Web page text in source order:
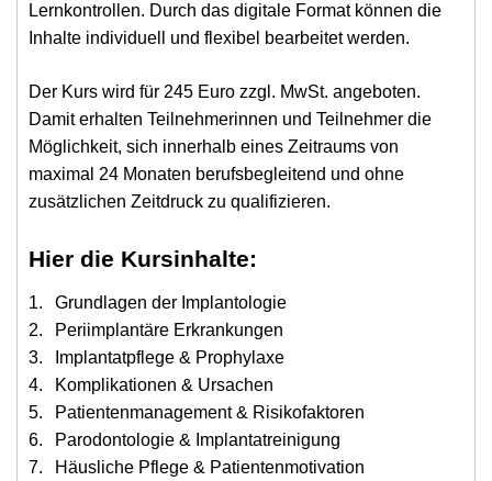
Lernkontrollen. Durch das digitale Format können die
Inhalte individuell und flexibel bearbeitet werden.
Der Kurs wird für 245 Euro zzgl. MwSt. angeboten.
Damit erhalten Teilnehmerinnen und Teilnehmer die
Möglichkeit, sich innerhalb eines Zeitraums von
maximal 24 Monaten berufsbegleitend und ohne
zusätzlichen Zeitdruck zu qualifizieren.
Hier die Kursinhalte:
Grundlagen der Implantologie
Periimplantäre Erkrankungen
Implantatpflege & Prophylaxe
Komplikationen & Ursachen
Patientenmanagement & Risikofaktoren
Parodontologie & Implantatreinigung
Häusliche Pflege & Patientenmotivation